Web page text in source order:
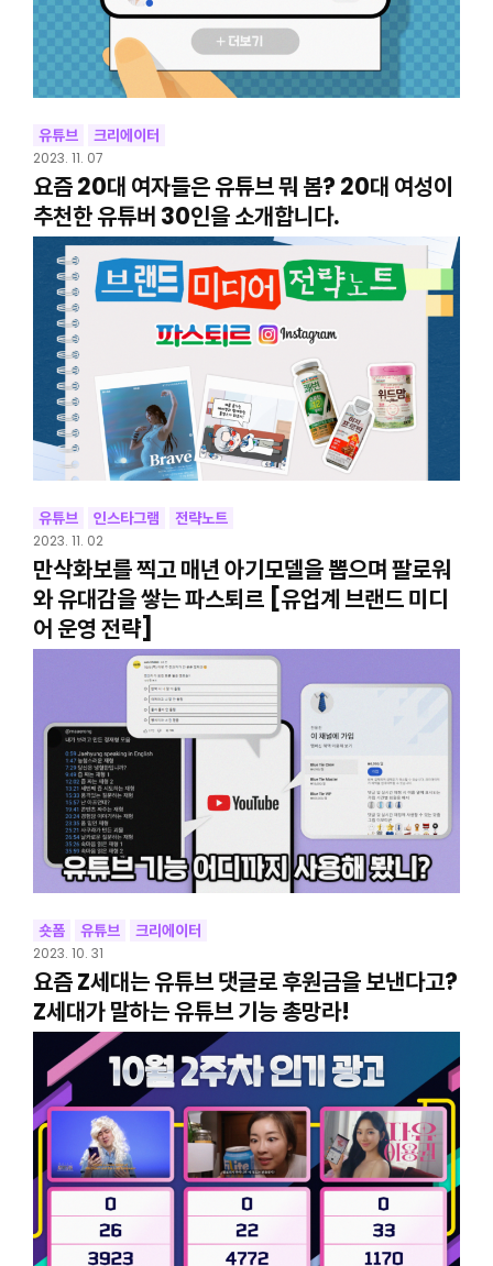
유튜브 크리에이터
2023. 11. 07
요즘 20대 여자들은 유튜브 뭐 봄? 20대 여성이
추천한 유튜버 30인을 소개합니다.
유튜브 인스타그램 전략노트
2023. 11. 02
만삭화보를 찍고 매년 아기모델을 뽑으며 팔로워
와 유대감을 쌓는 파스퇴르 [유업계 브랜드 미디
어 운영 전략]
숏폼 유튜브 크리에이터
2023. 10. 31
요즘 Z세대는 유튜브 댓글로 후원금을 보낸다고?
Z세대가 말하는 유튜브 기능 총망라!